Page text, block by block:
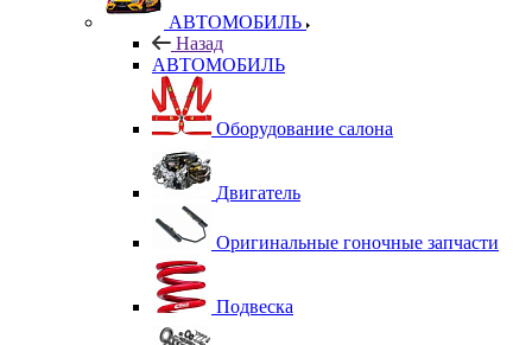
АВТОМОБИЛЬ
Назад
АВТОМОБИЛЬ
Оборудование салона
Двигатель
Оригинальные гоночные запчасти
Подвеска